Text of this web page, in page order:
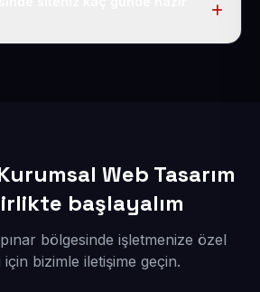
Web Tasarım
başlayalım
bölgesinde işletmenize özel
için bizimle iletişime geçin.